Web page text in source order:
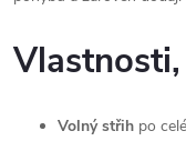
Volný střih po